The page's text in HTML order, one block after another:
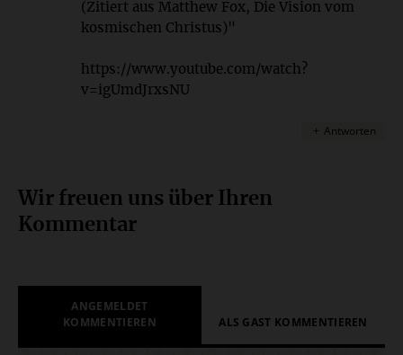
(Zitiert aus Matthew Fox, Die Vision vom
kosmischen Christus)"
https://www.youtube.com/watch?
v=igUmdJrxsNU
Antworten
Wir freuen uns über Ihren
Kommentar
ANGEMELDET
KOMMENTIEREN
ALS GAST KOMMENTIEREN